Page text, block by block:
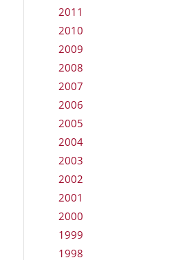
2011
2010
2009
2008
2007
2006
2005
2004
2003
2002
2001
2000
1999
1998